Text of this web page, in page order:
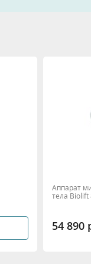
Аппарат
тела Biolift
54 890